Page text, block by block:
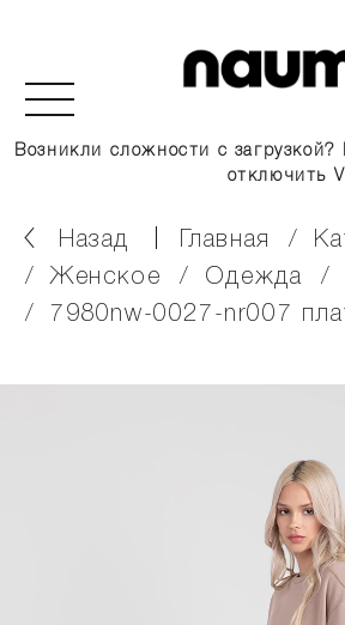
Возникли сложности с
отключить
Назад главная
женское
одежда
7980nw-0027-nr007